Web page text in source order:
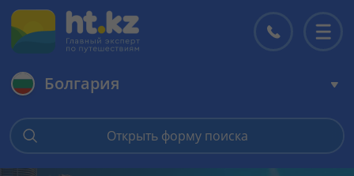
Горящие туры
Болгария
Открыть форму поиска